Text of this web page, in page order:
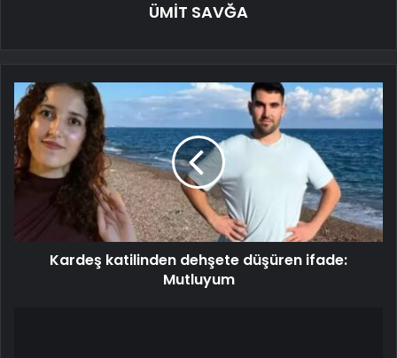
ÜMİT SAVĞA
Kardeş katilinden dehşete düşüren ifade:
Mutluyum